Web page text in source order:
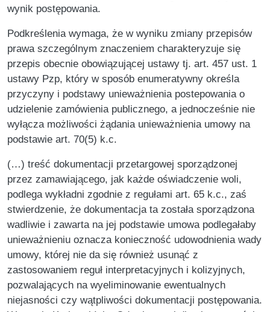
wynik postępowania.
Podkreślenia wymaga, że w wyniku zmiany przepisów
prawa szczególnym znaczeniem charakteryzuje się
przepis obecnie obowiązującej ustawy tj. art. 457 ust. 1
ustawy Pzp, który w sposób enumeratywny określa
przyczyny i podstawy unieważnienia postepowania o
udzielenie zamówienia publicznego, a jednocześnie nie
wyłącza możliwości żądania unieważnienia umowy na
podstawie art. 70(5) k.c.
(…) treść dokumentacji przetargowej sporządzonej
przez zamawiającego, jak każde oświadczenie woli,
podlega wykładni zgodnie z regułami art. 65 k.c., zaś
stwierdzenie, że dokumentacja ta została sporządzona
wadliwie i zawarta na jej podstawie umowa podlegałaby
unieważnieniu oznacza konieczność udowodnienia wady
umowy, której nie da się również usunąć z
zastosowaniem reguł interpretacyjnych i kolizyjnych,
pozwalających na wyeliminowanie ewentualnych
niejasności czy wątpliwości dokumentacji postępowania.